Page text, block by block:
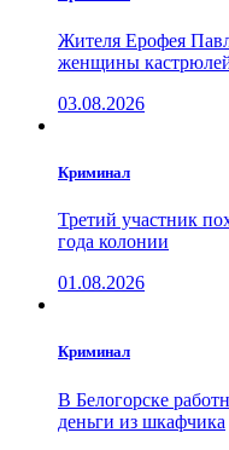
Жителя Ерофея
женщины
03.08.2026
Криминал
Третий участник
года колонии
01.08.2026
Криминал
В Белогорске
деньги из шкафчика